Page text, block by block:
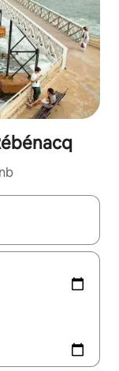
รวจผลการค้นหา